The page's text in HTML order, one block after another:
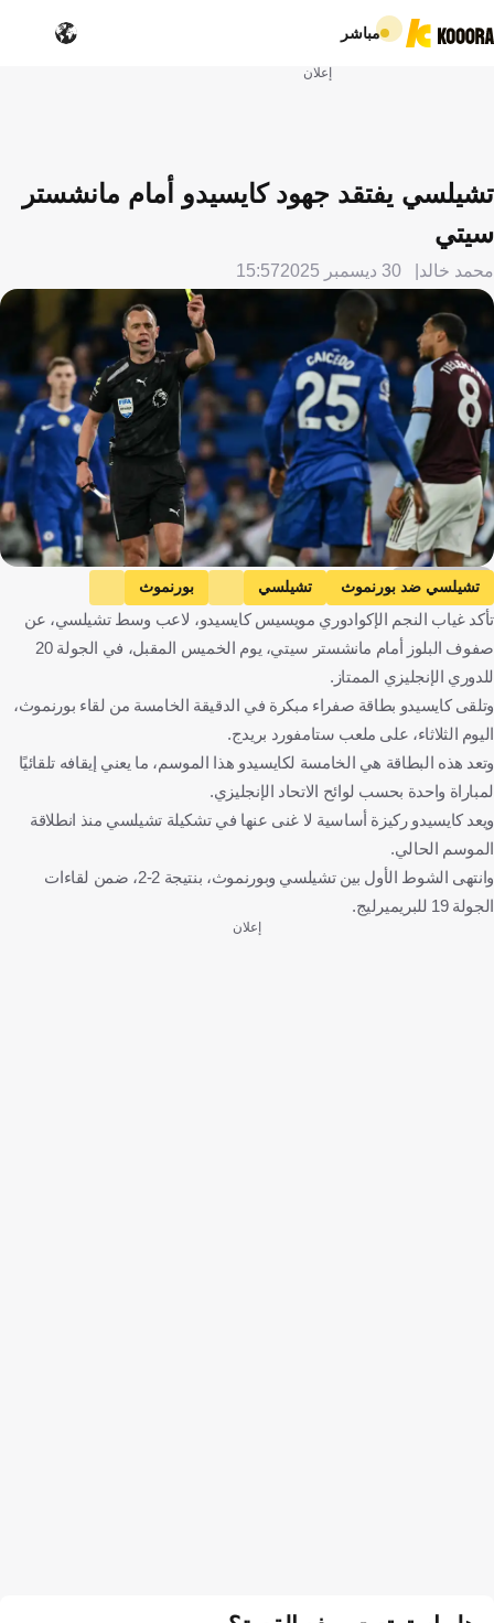
مباشر
إعلان
تشيلسي يفتقد جهود كايسيدو أمام مانشستر
سيتي
محمد خالد 30 ديسمبر 2025 15:57
Getty Images
تشيلسي ضد بورنموث تشيلسي
بورنموث
الدوري الإنجليزي الممتاز
مانشستر سيتي
مويسيس كايسيدو
إنجلترا
الإكوادور كرة قدم
تأكد غياب النجم الإكوادوري مويسيس كايسيدو، لاعب وسط تشيلسي، عن
صفوف البلوز أمام مانشستر سيتي، يوم الخميس المقبل، في الجولة 20
للدوري الإنجليزي الممتاز.
وتلقى كايسيدو بطاقة صفراء مبكرة في الدقيقة الخامسة من لقاء بورنموث،
اليوم الثلاثاء، على ملعب ستامفورد بريدج.
وتعد هذه البطاقة هي الخامسة لكايسيدو هذا الموسم، ما يعني إيقافه تلقائيًا
لمباراة واحدة بحسب لوائح الاتحاد الإنجليزي.
ويعد كايسيدو ركيزة أساسية لا غنى عنها في تشكيلة تشيلسي منذ انطلاقة
الموسم الحالي.
وانتهى الشوط الأول بين تشيلسي وبورنموث، بنتيجة 2-2، ضمن لقاءات
الجولة 19 للبريميرليج.
إعلان